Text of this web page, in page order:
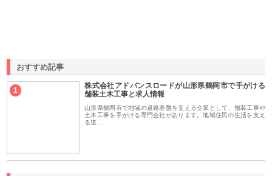
おすすめ記事
1
株式会社アドバンスロードが山形県鶴岡市で手がける
舗装土木工事と求人情報
山形県鶴岡市で地域の道路基盤を支える企業として、舗装工事や
土木工事を手がける専門会社があります。地域住民の生活を支え
る道…